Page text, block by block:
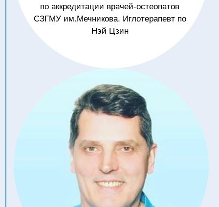
12:10 – 12:50
ЛЕЧЕНИЕ БОЛИ В
ГРУДНОМ И ПОЯСНИЧНОМ
КОСТЕНКОВА НАТАЛЬЯ
ВЛАДИМИРОВНА
Врач-педиатр. Врач-
рефлексотерапевт. Иглотерапевт
по Нэй Цзин